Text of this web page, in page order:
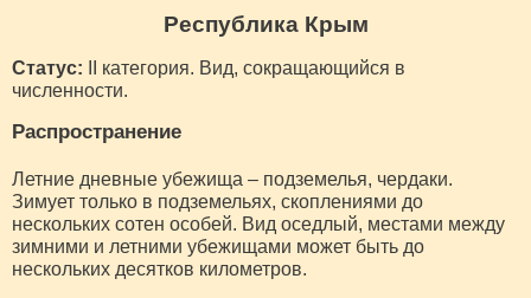
Республика Крым
Статус: II категория. Вид, сокращающийся в
численности.
Распространение
Летние дневные убежища – подземелья, чердаки.
Зимует только в подземельях, скоплениями до
нескольких сотен особей. Вид оседлый, местами между
зимними и летними убежищами может быть до
нескольких десятков километров.